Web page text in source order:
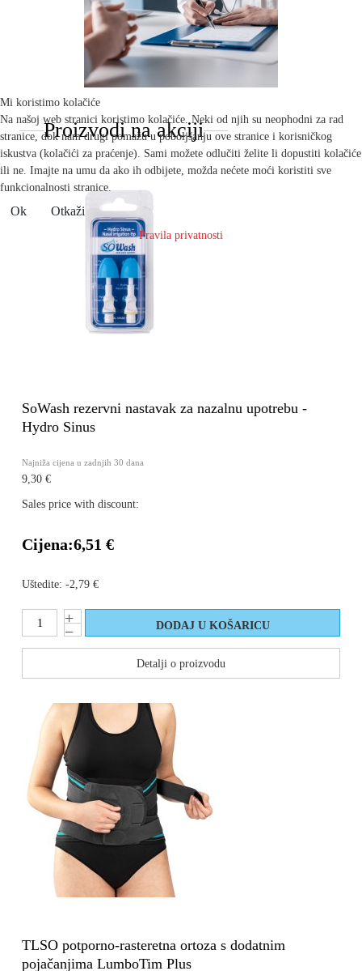
Proizvodi na akciji
SoWash rezervni nastavak za nazalnu upotrebu -
Hydro Sinus
Najniža cijena u zadnjih 30 dana
9,30 €
Sales price with discount:
Cijena:6,51 €
Uštedite: -2,79 €
Detalji o proizvodu
TLSO potporno-rasteretna ortoza s dodatnim
pojačanjima LumboTim Plus
Mi koristimo kolačiće
Na našoj web stranici koristimo kolačiće. Neki od njih su neophodni za rad
stranice, dok nam drugi pomažu u poboljšanju ove stranice i korisničkog
iskustva (kolačići za praćenje). Sami možete odlučiti želite li dopustiti kolačiće
ili ne. Imajte na umu da ako ih odbijete, možda nećete moći koristiti sve
funkcionalnosti stranice.
Ok Otkaži
Pravila privatnosti